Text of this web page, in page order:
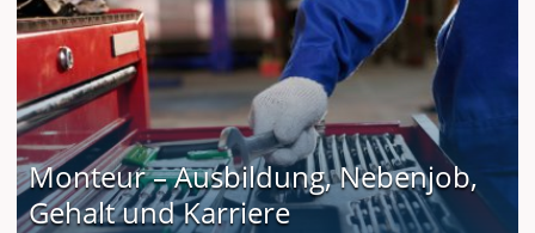
Monteur – Ausbildung, Nebenjob,
Gehalt und Karriere